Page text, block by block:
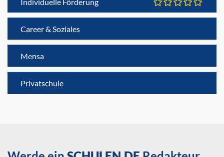
Career & Soziales
Mensa
Privatschule